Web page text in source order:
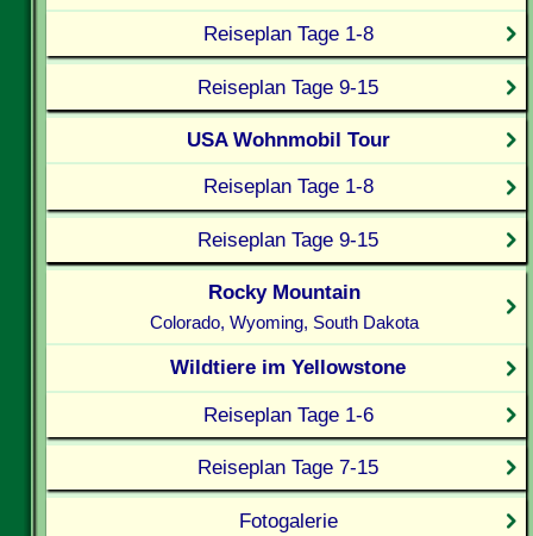
Reiseplan Tage 1-8
Reiseplan Tage 9-15
USA Wohnmobil Tour
Reiseplan Tage 1-8
Reiseplan Tage 9-15
Rocky Mountain
Colorado, Wyoming, South Dakota
Wildtiere im Yellowstone
Reiseplan Tage 1-6
Reiseplan Tage 7-15
Fotogalerie